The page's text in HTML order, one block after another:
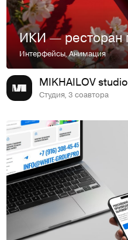
Интерфейсы,Анимация
MIKHAILOV studio
Студия, 3 соавтора